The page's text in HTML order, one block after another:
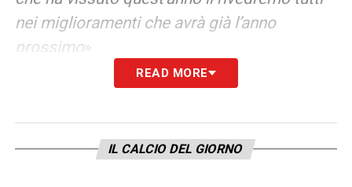
nei miglioramenti che avrà già l’anno
prossimo»
READ MORE
IL CALCIO DEL GIORNO